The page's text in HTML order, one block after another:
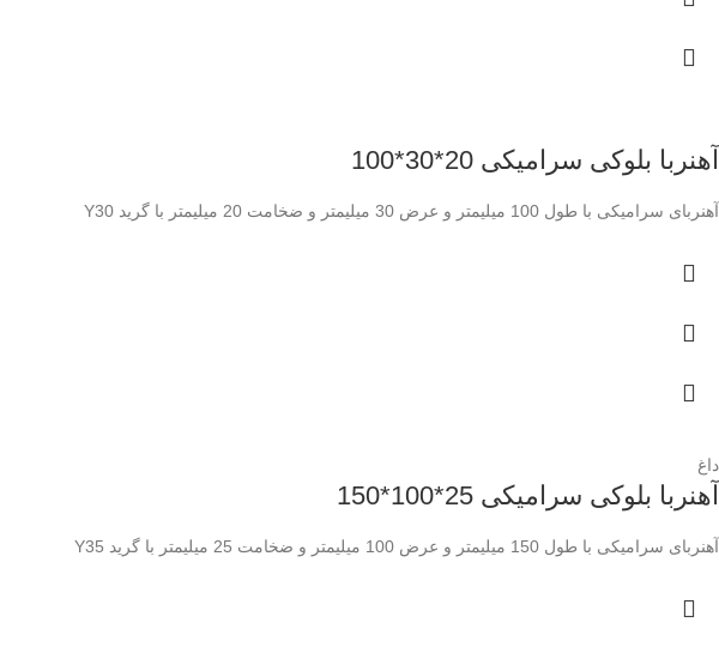
آهنربا بلوکی سرامیکی 20*30*100
آهنربای سرامیکی با طول 100 میلیمتر و عرض 30 میلیمتر و ضخامت 20 میلیمتر با گرید Y30
داغ
آهنربا بلوکی سرامیکی 25*100*150
آهنربای سرامیکی با طول 150 میلیمتر و عرض 100 میلیمتر و ضخامت 25 میلیمتر با گرید Y35